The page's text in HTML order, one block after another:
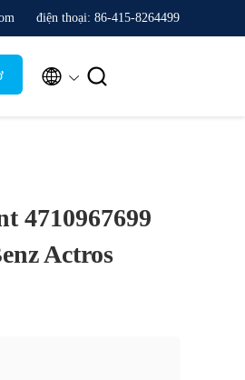
điện thoại: 86-415-8264499
 
4710967699
Actros